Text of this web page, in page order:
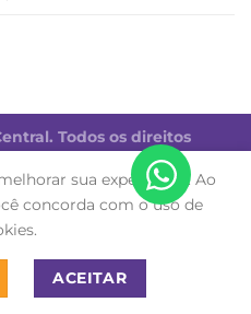
Todos os direitos
sua experiência. Ao
concorda com o uso de
ACEITAR